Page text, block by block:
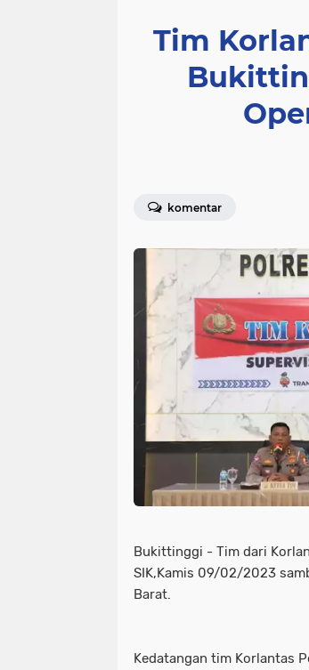
Tim
komentar
Bukittinggi - Tim dari
SIK,Kamis 09/02/2023
Barat.
Kedatangan tim Korlantas